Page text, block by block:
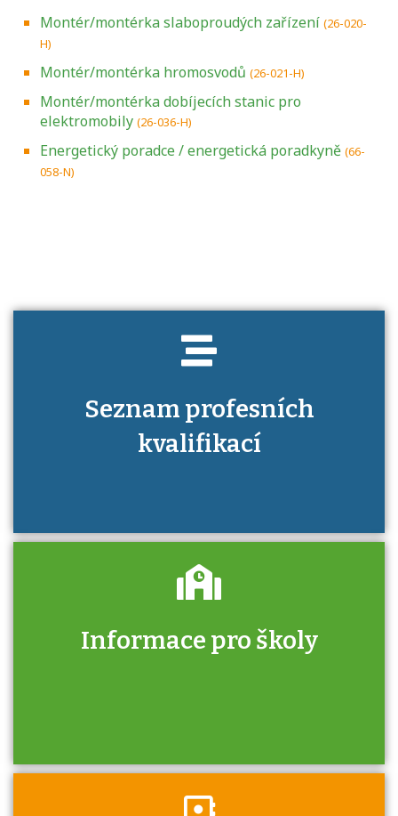
Montér/montérka slaboproudých zařízení (26-020-
H)
Montér/montérka hromosvodů (26-021-H)
Montér/montérka dobíjecích stanic pro
elektromobily (26-036-H)
Energetický poradce / energetická poradkyně (66-
058-N)
Seznam profesních
kvalifikací
Projděte si seznam profesních kvalifikací.
Informace pro školy
Zjistěte, jak se přihlásit ke zkoušce a kde